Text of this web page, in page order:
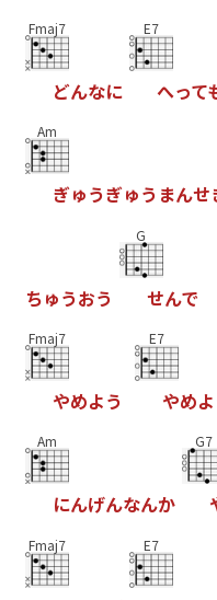
Fmaj7
どんなに
E7
へって
Am
ぎゅうぎゅう まんせ
ちゅうおう
G
せんで
Fmaj7
やめよう
E7
やめよ
Am
にんげんなんか
G7
Fmaj7 E7